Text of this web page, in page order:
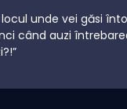
unde vei găsi
când auzi